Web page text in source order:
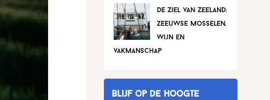
de ziel van zeeland:
zeeuwse mosselen,
wijn en
vakmanschap
Blijf op de hoogte